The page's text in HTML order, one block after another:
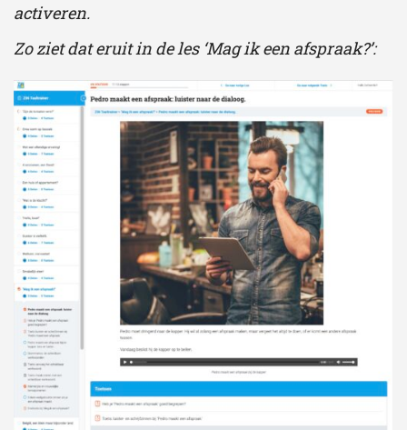
activeren.
Zo ziet dat eruit in de les ‘Mag ik een afspraak?’: